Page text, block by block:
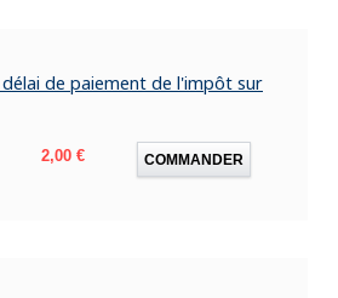
de paiement de l'impôt sur
Prix
2,00 € COMMANDER